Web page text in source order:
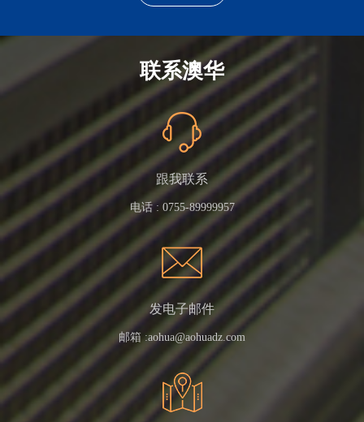
联系澳华
跟我联系
电话 : 0755-89999957
发电子邮件
邮箱 :aohua@aohuadz.com